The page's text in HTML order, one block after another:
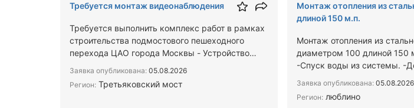
Требуется монтаж видеонаблюдения
Требуется выполнить комплекс работ в рамках
строительства подмостового пешеходного
перехода ЦАО города Москвы - Устройство
Заявка опубликована: 05.08.2026
Регион: Третьяковский мост
Монтаж отопления из
длиной 150 м.п.
Монтаж отопления из
диаметром 100 длиной 150
-Спуск воды из системы. -
Заявка опубликована: 05.08.2026
Регион: люблино